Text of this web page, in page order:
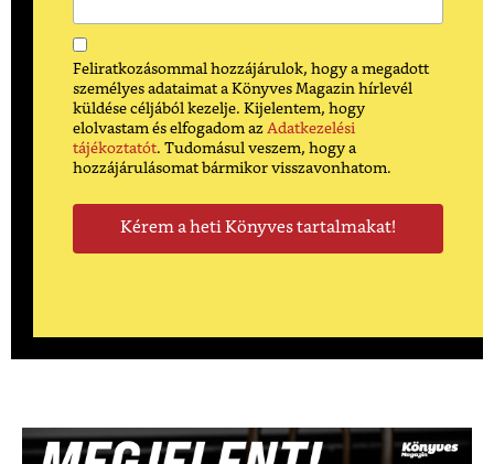
Feliratkozásommal hozzájárulok, hogy a megadott
személyes adataimat a Könyves Magazin hírlevél
küldése céljából kezelje. Kijelentem, hogy
elolvastam és elfogadom az Adatkezelési
tájékoztatót. Tudomásul veszem, hogy a
hozzájárulásomat bármikor visszavonhatom.